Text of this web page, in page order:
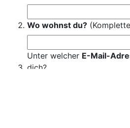
Wo wohnst du?
Unter welcher E-Mail-
dich?